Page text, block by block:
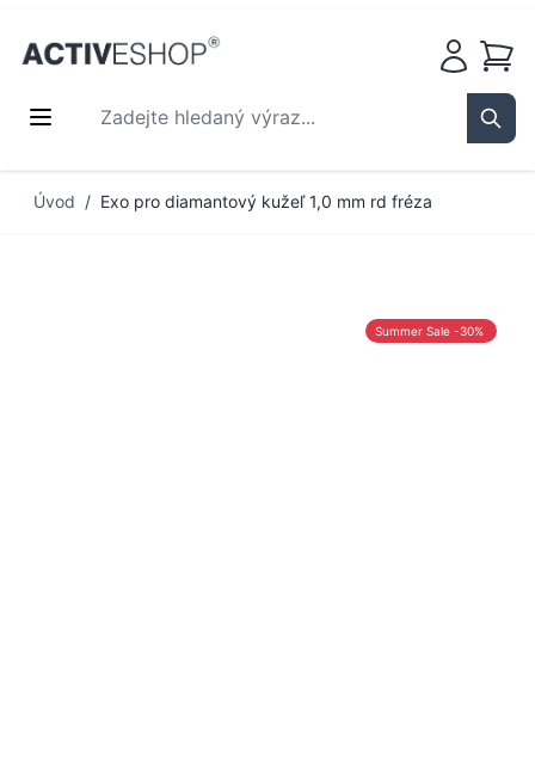
Zadejte hledaný výraz...
Košík
Úvod / Exo pro diamantový kužeľ 1,0 mm rd fréza
Summer Sale -30%